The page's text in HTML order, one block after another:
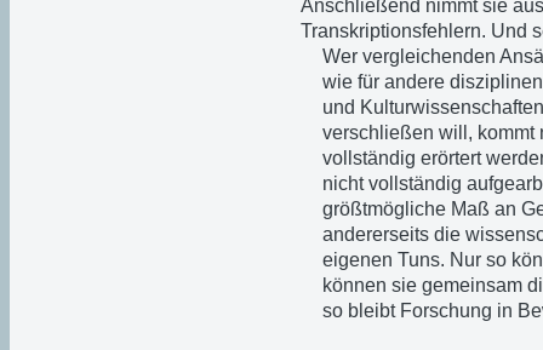
Anschließend nimmt sie
Transkriptionsfehlern. Und
Wer vergleichenden
wie für andere
und
verschließen will, kommt
vollständig erörtert
nicht vollständig
größtmögliche Maß an
andererseits die
eigenen Tuns. Nur so
können sie gemeinsam
so bleibt Forschung in